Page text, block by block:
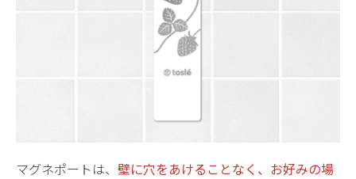
マグネポートは、 壁に穴をあけることなく、お好みの場